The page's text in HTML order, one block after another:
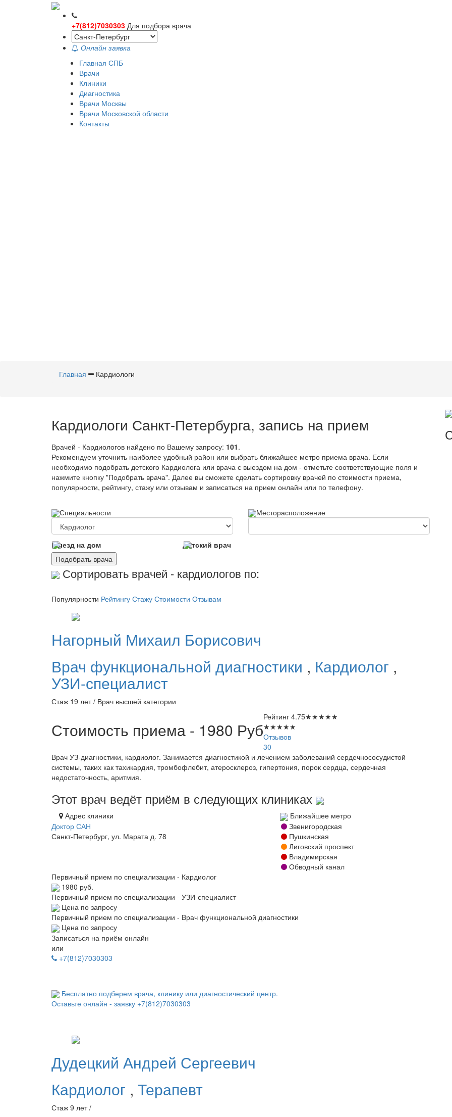
+7(812)7030303 Для подбора врача
Онлайн заявка
Главная СПБ
Врачи
Клиники
Диагностика
Врачи Москвы
Врачи Московской области
Контакты
Главная Кардиологи
Кардиологи Санкт-Петербурга, запись на прием
Врачей - Кардиологов найдено по Вашему запросу: 101.
Рекомендуем уточнить наиболее удобный район или выбрать ближайшее метро приема врача. Если
необходимо подобрать детского Кардиолога или врача с выездом на дом - отметьте соответствующие поля и
нажмите кнопку "Подобрать врача". Далее вы сможете сделать сортировку врачей по стоимости приема,
популярности, рейтингу, стажу или отзывам и записаться на прием онлайн или по телефону.
Специальности Месторасположение
Выезд на дом
Детский врач
Подобрать врача
Сортировать врачей - кардиологов по:
Популярности Рейтингу Стажу Стоимости Отзывам
Нагорный Михаил Борисович
Врач функциональной диагностики , Кардиолог ,
УЗИ-специалист
Стаж 19 лет / Врач высшей категории
Стоимость приема - 1980 Руб
Рейтинг 4.75★★★★★
★★★★★
Отзывов
30
Врач УЗ-диагностики, кардиолог. Занимается диагностикой и лечением заболеваний сердечнососудистой
системы, таких как тахикардия, тромбофлебит, атеросклероз, гипертония, порок сердца, сердечная
недостаточность, аритмия.
Этот врач ведёт приём в следующих клиниках
Адрес клиники
Ближайшее метро
Доктор САН
Санкт-Петербург, ул. Марата д. 78
Звенигородская
Пушкинская
Лиговский проспект
Владимирская
Обводный канал
Первичный прием по специализации - Кардиолог
1980 руб.
Первичный прием по специализации - УЗИ-специалист
Цена по запросу
Первичный прием по специализации - Врач функциональной диагностики
Цена по запросу
Записаться на приём онлайн
или
+7(812)7030303
Бесплатно подберем врача, клинику или диагностический центр.
Оставьте онлайн - заявку +7(812)7030303
Дудецкий Андрей Сергеевич
Кардиолог , Терапевт
Стаж 9 лет /